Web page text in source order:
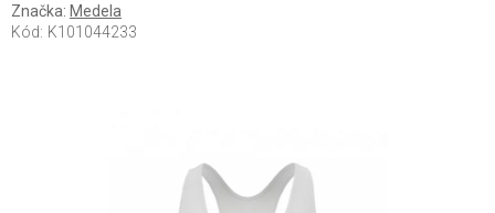
Značka: Medela
Kód: K101044233